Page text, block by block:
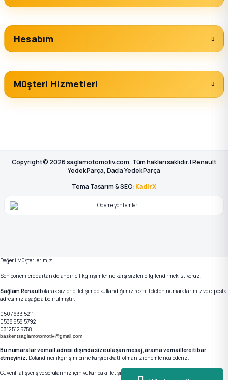
Hesabım
Müşteri Hizmetleri
Copyright © 2026 saglamotomotiv.com, Tüm hakları saklıdır. | Renault
Yedek Parça, Dacia Yedek Parça
Tema Tasarım & SEO: KadirX
Değerli Müşterilerimiz;
Son dönemlerde artan dolandırıcılık girişimlerine karşı sizleri bilgilendirmek istiyoruz.
Sağlam Renaultolarak sizlerle iletişimde kullandığımız resmi telefon numaralarımız ve e-posta
adresimiz aşağıda belirtilmiştir.
0507 633 5211
0538 658 5792
0312 512 5758
baskentsaglamotomotiv@gmail.com
Bu numaralar ve mail adresi dışında size ulaşan mesaj, arama ve maillere itibar
etmeyiniz. Dolandırıcılık girişimlerine karşı dikkatli olmanızı önemle rica ederiz.
Güvenli alışveriş ve sorularınız için yukarıdaki iletişim kanallarımızdan bizlere ulaşabilirsiniz.